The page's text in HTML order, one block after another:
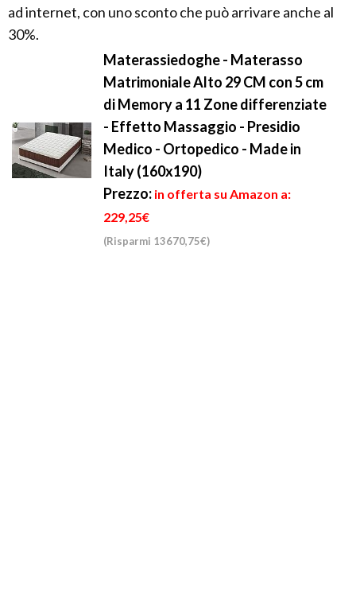
ad internet, con uno sconto che può arrivare anche al
30%.
Materassiedoghe - Materasso
Matrimoniale Alto 29 CM con 5 cm
di Memory a 11 Zone differenziate
- Effetto Massaggio - Presidio
Medico - Ortopedico - Made in
Italy (160x190)
Prezzo: in offerta su Amazon a:
229,25€
(Risparmi 13670,75€)